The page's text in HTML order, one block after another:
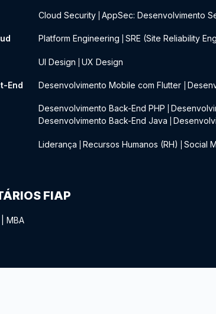
Cloud Security AppSec: Desenvolvimento
Platform Engineering SRE (Site Reliability
UI Design UX Design
End Desenvolvimento Mobile com Flutter
Desenvolvimento Back-End PHP
Desenvolvimento Back-End Java
Liderança Recursos Humanos (RH) Social
FIAP
MBA